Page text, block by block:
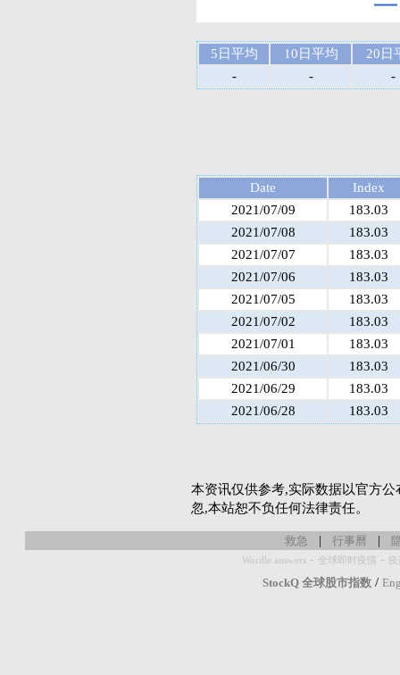
5日平均 10日平均
20日
-
- -
Date
Index
2021/07/09
183.03
2021/07/08
183.03
2021/07/07
183.03
2021/07/06
183.03
2021/07/05
183.03
2021/07/02
183.03
2021/07/01
183.03
2021/06/30
183.03
2021/06/29
183.03
2021/06/28
183.03
本资讯仅供参考,实际数据以官方
忽,本站恕不负任何法律责任。
救急 | 行事曆 |
Wordle answers - 全球即时疫情 -
StockQ 全球股市指数 /